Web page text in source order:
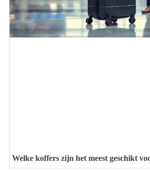
Welke koffers zijn het meest geschikt